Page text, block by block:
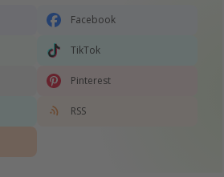
Facebook
TikTok
Pinterest
RSS